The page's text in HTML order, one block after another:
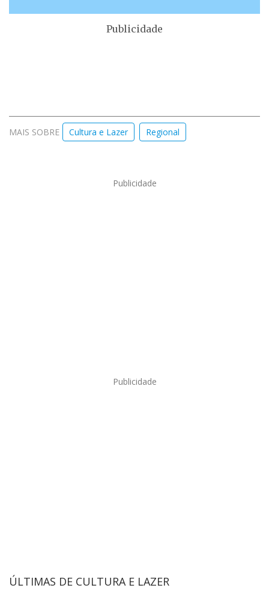
Publicidade
MAIS SOBRE Cultura e Lazer Regional
Publicidade
Publicidade
ÚLTIMAS DE CULTURA E LAZER